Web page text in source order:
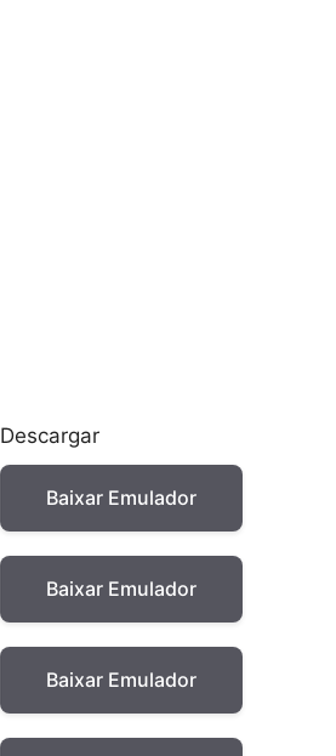
Descargar
Baixar Emulador
Baixar Emulador
Baixar Emulador